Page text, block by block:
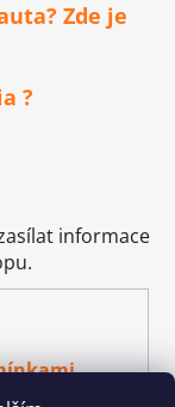
Zde je
?
informace